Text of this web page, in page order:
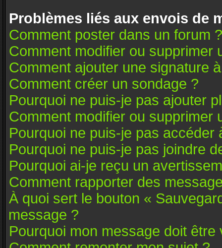
Problèmes liés aux envois de
Comment poster dans un forum ?
Comment modifier ou supprimer
Comment ajouter une signature
Comment créer un sondage ?
Pourquoi ne puis-je pas ajouter
Comment modifier ou supprimer
Pourquoi ne puis-je pas accéder
Pourquoi ne puis-je pas joindre
Pourquoi ai-je reçu un
Comment rapporter des
À quoi sert le bouton «
message ?
Pourquoi mon message doit être